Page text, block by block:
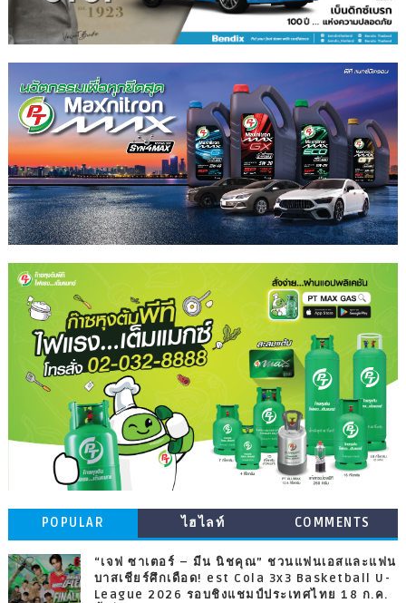
POPULAR ไฮไลท์ COMMENTS
“เจฟ ซาเตอร์ – มีน นิชคุณ” ชวนแฟนเอสและแฟน
บาสเชียร์ศึกเดือด! est Cola 3x3 Basketball U-
League 2026 รอบชิงแชมป์ประเทศไทย 18 ก.ค.